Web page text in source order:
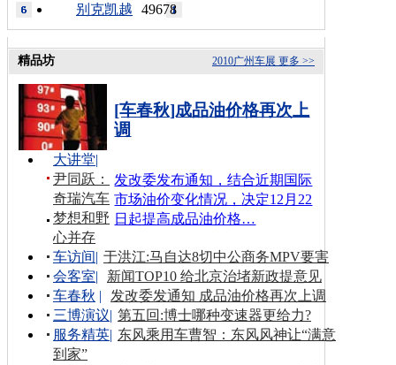
49678
别克凯越
更多 >>
2010广州车展
精品坊
[车春秋]成品油价格再次上
调
发改委发布通知，结合近期国际
市场油价变化情况，决定12月22
日起提高成品油价格…
大讲堂|
尹同跃：
奇瑞汽车
梦想和野
心并存
车访间| 于洪江:马自达8切中公商务MPV要害
会客室|
新闻TOP10 给北京治堵新政提意见
车春秋 |
发改委发通知 成品油价格再次上调
三博演议| 第五回:博士哪种变速器更给力?
服务精英| 东风乘用车曹智：东风风神让“满意
到家”